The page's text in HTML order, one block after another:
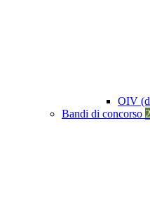
OIV
Bandi di concorso 2